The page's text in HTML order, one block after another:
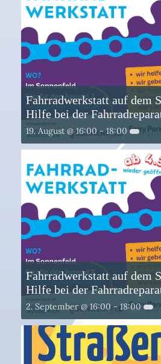
Fahrradwerkstatt auf dem
Hilfe bei der
19. August @ 16:00- 18:00
Fahrradwerkstatt auf dem
Hilfe bei der
2. September @ 16:00-18:00